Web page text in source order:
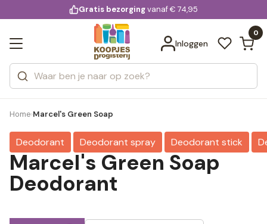
voor 20:00 uur besteld
Gratis bezorgingvanaf € 74,95
Inloggen
0
Zoeken
Categorieën
Merken
Bekijk alle resultaten
Home›Marcel's Green Soap
Deodorant Deodorant spray Deodorant stick
Marcel's Green Soap
Deodorant